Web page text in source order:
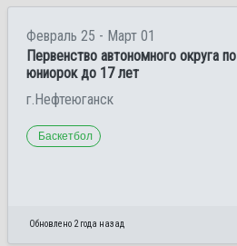
Февраль 25 - Март 01
Первенство автономного округа по
юниорок до 17 лет
г.Нефтеюганск
Баскетбол
Обновлено 2 года назад